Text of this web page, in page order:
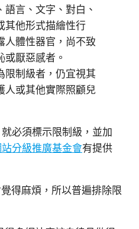
言、文字、對白、
其他形式描繪性行
人體性器官，尚不致
或厭惡感者。
限制級者，仍宜視其
人或其他實際照顧兒
必須標示限制級，並加
分級推廣基金會有提供
得麻煩，所以普遍排除限